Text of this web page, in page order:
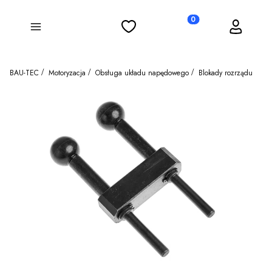
Menu Ulubione Produkty w koszyku:
Koszyk Zaloguj się
BAU-TEC Motoryzacja Obsługa układu napędowego Blokady rozrządu